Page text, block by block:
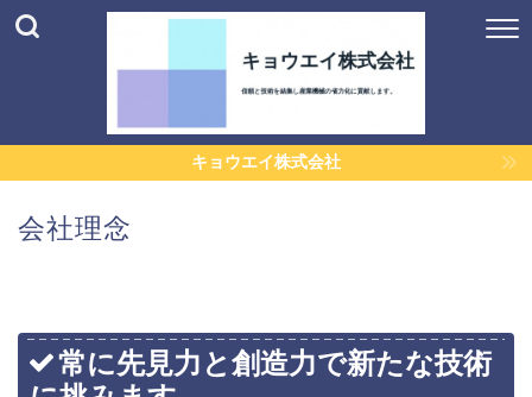
キョウエイ株式会社
会社理念
常に先見力と創造力で新たな技術